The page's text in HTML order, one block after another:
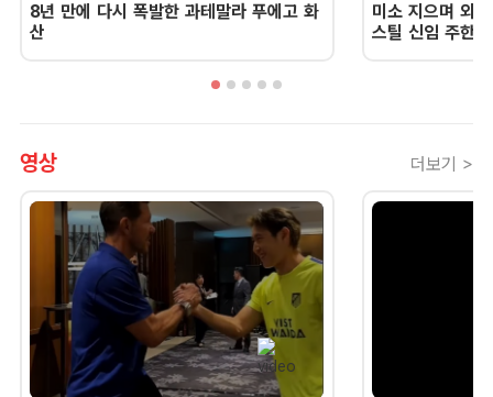
8년 만에 다시 폭발한 과테말라 푸에고 화
산
미소 지으며 외
스틸 신임 주한
영상 더보기 >